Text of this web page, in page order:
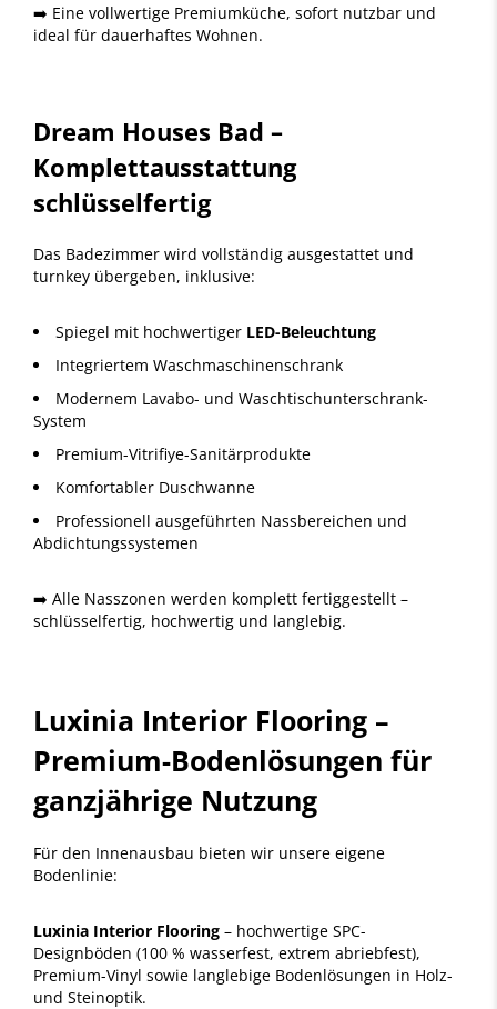
➡️ Eine vollwertige Premiumküche, sofort nutzbar und
ideal für dauerhaftes Wohnen.
Dream Houses Bad –
Komplettausstattung
schlüsselfertig
Das Badezimmer wird vollständig ausgestattet und
turnkey übergeben, inklusive:
Spiegel mit hochwertiger LED-Beleuchtung
Integriertem Waschmaschinenschrank
Modernem Lavabo- und Waschtischunterschrank-
System
Premium-Vitrifiye-Sanitärprodukte
Komfortabler Duschwanne
Professionell ausgeführten Nassbereichen und
Abdichtungssystemen
➡️ Alle Nasszonen werden komplett fertiggestellt –
schlüsselfertig, hochwertig und langlebig.
Luxinia Interior Flooring –
Premium-Bodenlösungen für
ganzjährige Nutzung
Für den Innenausbau bieten wir unsere eigene
Bodenlinie:
Luxinia Interior Flooring – hochwertige SPC-
Designböden (100 % wasserfest, extrem abriebfest),
Premium-Vinyl sowie langlebige Bodenlösungen in Holz-
und Steinoptik.